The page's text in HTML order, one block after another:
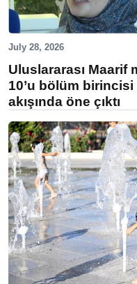
July 28, 2026
Uluslararası Maarif
10’u bölüm
akışında öne çıktı